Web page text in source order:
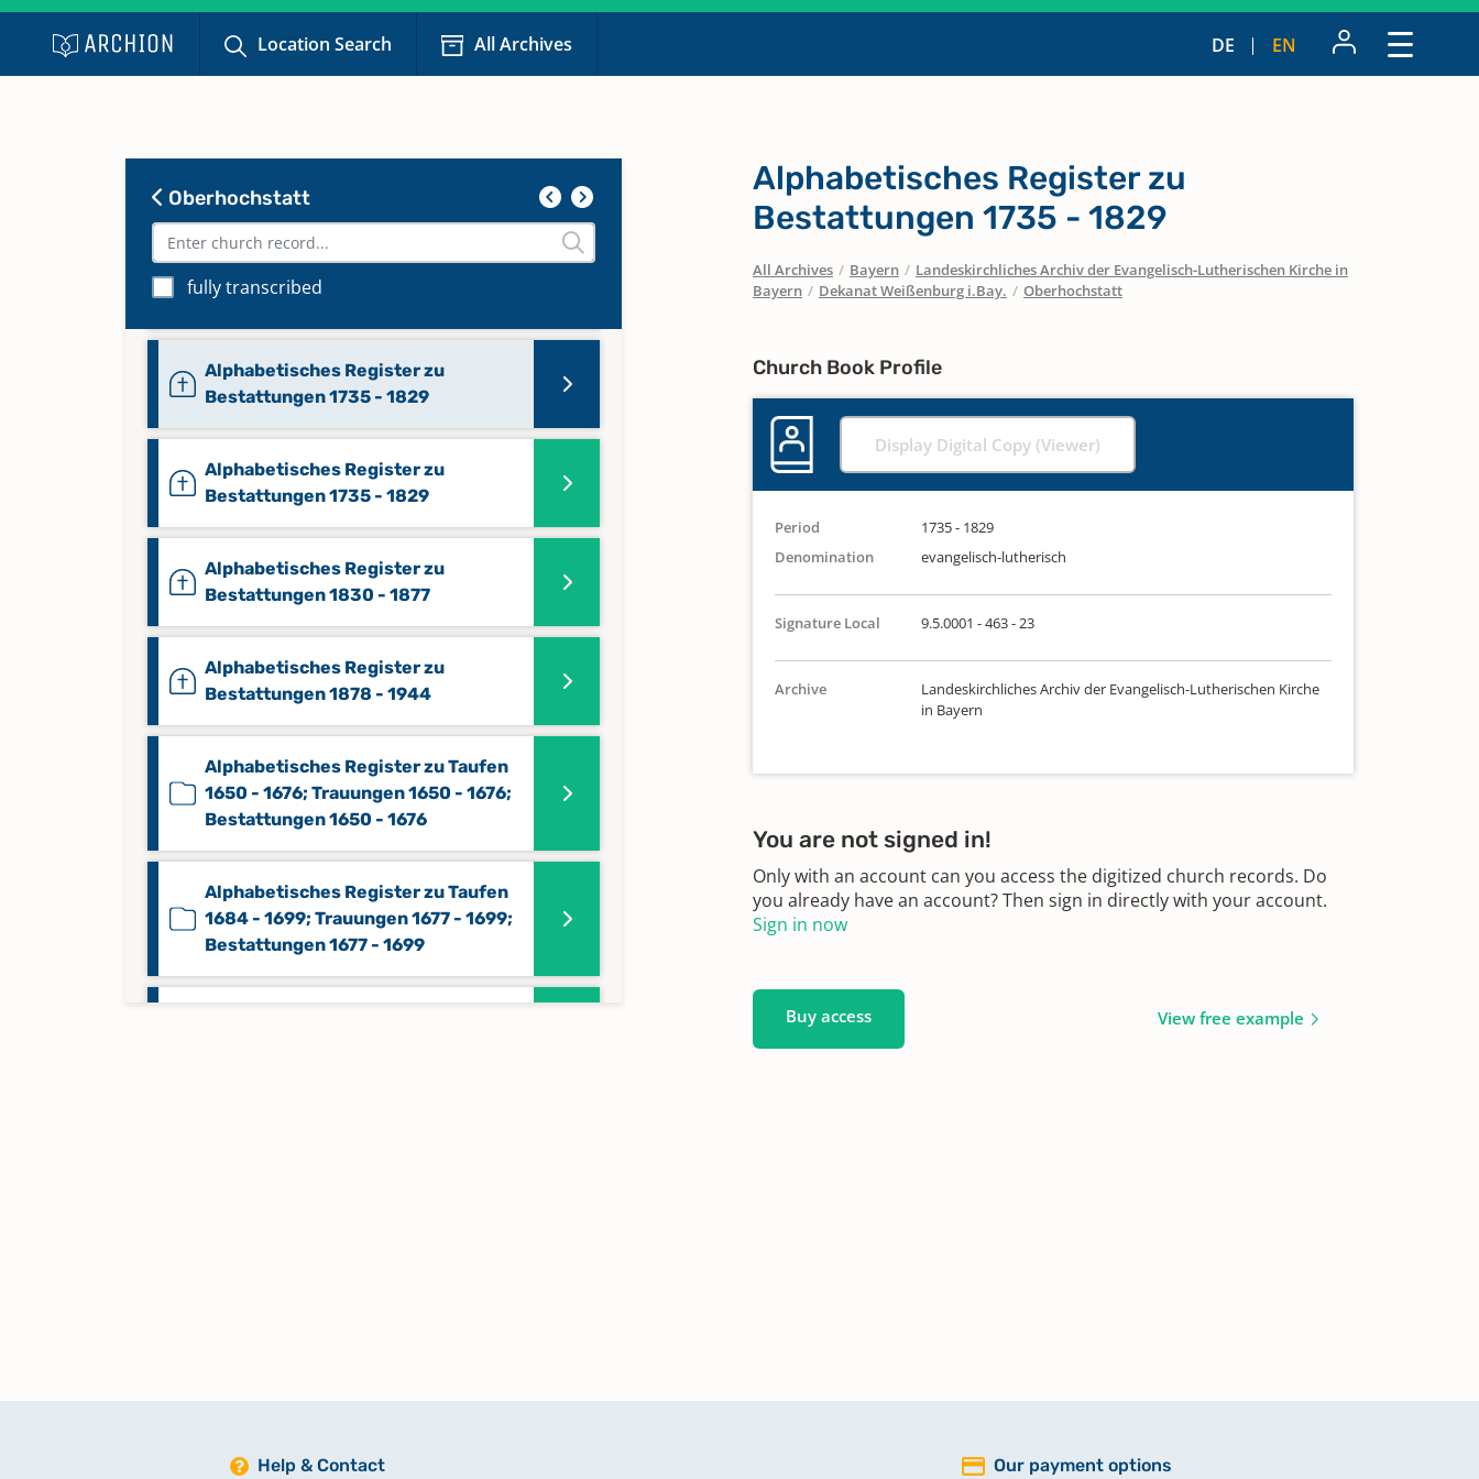
Location Search All Archives DE EN
Oberhochstatt
fully transcribed
Keine verfügbaren Digitalisate
Abendmahl 1978 - 2004
Keine verfügbaren Digitalisate
Alphabetisches Register zu
Bestattungen 1735 - 1829
Alphabetisches Register zu
Bestattungen 1735 - 1829
Alphabetisches Register zu
Bestattungen 1830 - 1877
Alphabetisches Register zu
Bestattungen 1878 - 1944
Alphabetisches Register zu Taufen
1650 - 1676; Trauungen 1650 - 1676;
Bestattungen 1650 - 1676
Alphabetisches Register zu Taufen
1684 - 1699; Trauungen 1677 - 1699;
Bestattungen 1677 - 1699
Alphabetisches Register zu
Bestattungen 1735 - 1829
All Archives / Bayern / Landeskirchliches Archiv der Evangelisch-Lutherischen Kirche in
Bayern / Dekanat Weißenburg i.Bay. / Oberhochstatt
Church Book Profile
Display Digital Copy (Viewer)
Period
1735 - 1829
Denomination
evangelisch-lutherisch
Signature Local 9.5.0001 - 463 - 23
Archive
Landeskirchliches Archiv der Evangelisch-Lutherischen Kirche
in Bayern
You are not signed in!
Only with an account can you access the digitized church records. Do
you already have an account? Then sign in directly with your account.
Sign in now
Buy access View free example
Help & Contact Our payment options